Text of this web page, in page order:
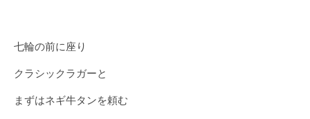
七輪の前に座り
クラシックラガーと
まずはネギ牛タンを頼む